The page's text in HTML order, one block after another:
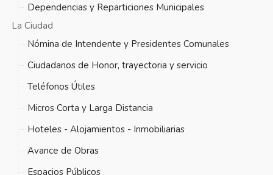
Dependencias y Reparticiones Municipales
La Ciudad
Nómina de Intendente y Presidentes Comunales
Ciudadanos de Honor, trayectoria y servicio
Teléfonos Útiles
Micros Corta y Larga Distancia
Hoteles - Alojamientos - Inmobiliarias
Avance de Obras
Espacios Públicos